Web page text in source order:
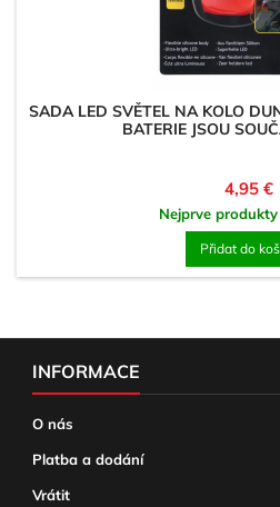
SADA LED SVĚTEL NA KOLO
BATERIE JSOU
Cena
4,95 €
Nejprve
Přidat do
INFORMACE
O nás
Platba a dodání
Vrátit